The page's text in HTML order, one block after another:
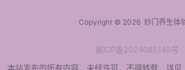
Copyright © 2026妙门养生体
冀ICP备2024085145号
本站发布的所有内容，未经许可，不得转载，详见